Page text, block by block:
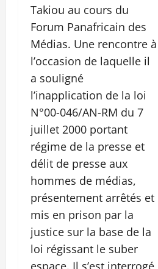
Takiou au cours du
Forum Panafricain des
Médias. Une rencontre à
l’occasion de laquelle il
a souligné
l’inapplication de la loi
N°00-046/AN-RM du 7
juillet 2000 portant
régime de la presse et
délit de presse aux
hommes de médias,
présentement arrêtés et
mis en prison par la
justice sur la base de la
loi régissant le suber
espace. Il s’est interrogé